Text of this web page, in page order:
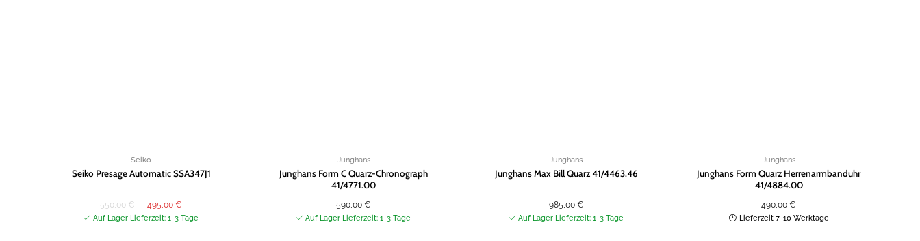
Seiko
Seiko Presage Automatic SSA347J1
550,00€ Ursprünglicher
Preis
war:
550,00 €
495,00€
ist:
495,00 €.
Auf Lager Lieferzeit: 1-3 Tage
Junghans
Junghans Form C Quarz-Chronograph
41/4771.00
590,00€
Auf Lager Lieferzeit: 1-3 Tage
Junghans
Junghans Max Bill Quarz 41/4463.46
985,00 €
Auf Lager Lieferzeit: 1-3 Tage
Junghans
Junghans Form Quarz Herrenarmbanduhr
41/4884.00
490,00€
Lieferzeit 7-10 Werktage